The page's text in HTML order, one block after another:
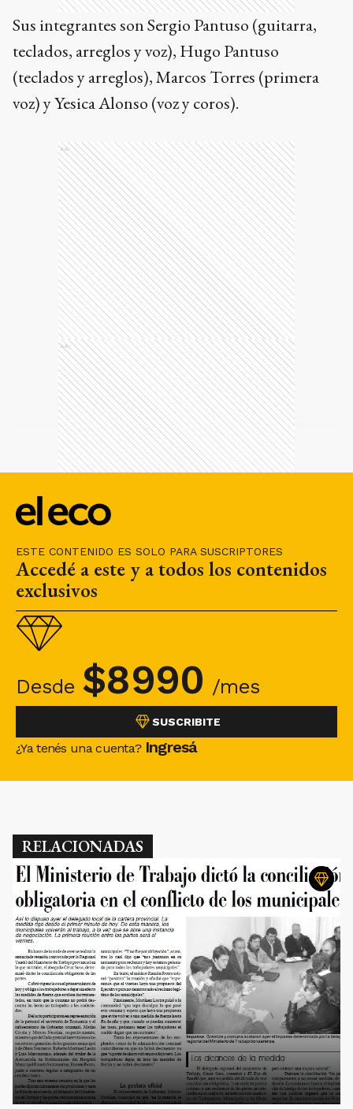
ESTE CONTENIDO ES SOLO PARA SUSCRIPTORES
Accedé a este y a todos los contenidos
exclusivos
Desde $8990 /mes
SUSCRIBITE
¿Ya tenés una cuenta? Ingresá
Sus integrantes son Sergio Pantuso (guitarra,
teclados, arreglos y voz), Hugo Pantuso
(teclados y arreglos), Marcos Torres (primera
voz) y Yesica Alonso (voz y coros).
Ads
Ads
RELACIONADAS